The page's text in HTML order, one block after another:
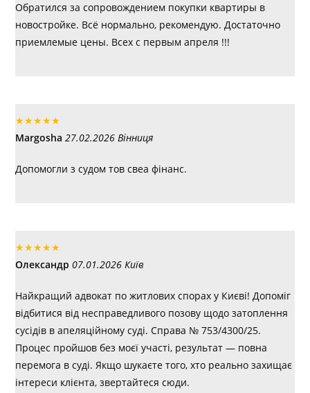
Обратился за сопровождением покупки квартиры в
новостройке. Всё нормально, рекомендую. Достаточно
приемлемые цены. Всех с первым апреля !!!
★★★★★
Margosha 27.02.2026 Вінниця
Допомогли з судом тов свеа фінанс.
★★★★★
Олександр 07.01.2026 Київ
Найкращий адвокат по житлових спорах у Києві! Допоміг
відбитися від несправедливого позову щодо затоплення
сусідів в апеляційному суді. Справа № 753/4300/25.
Процес пройшов без моєї участі, результат — повна
перемога в суді. Якщо шукаєте того, хто реально захищає
інтереси клієнта, звертайтеся сюди.